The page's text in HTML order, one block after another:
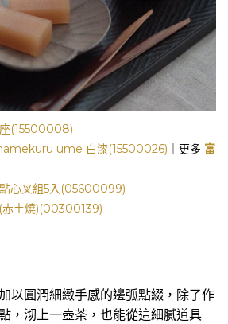
(15500008)
ume 白漆(15500026) ｜更多 富
心叉組5入(05600099)
赤土燒)(00300139)
以圓潤細緻手感的邊弧點綴，除了作
，沏上一壺茶，也能從這細膩道具